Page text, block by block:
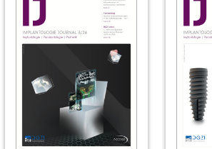
Neumeyer
48Petersen